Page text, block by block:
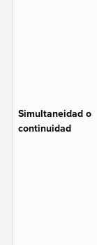
Simultaneidad o
continuidad